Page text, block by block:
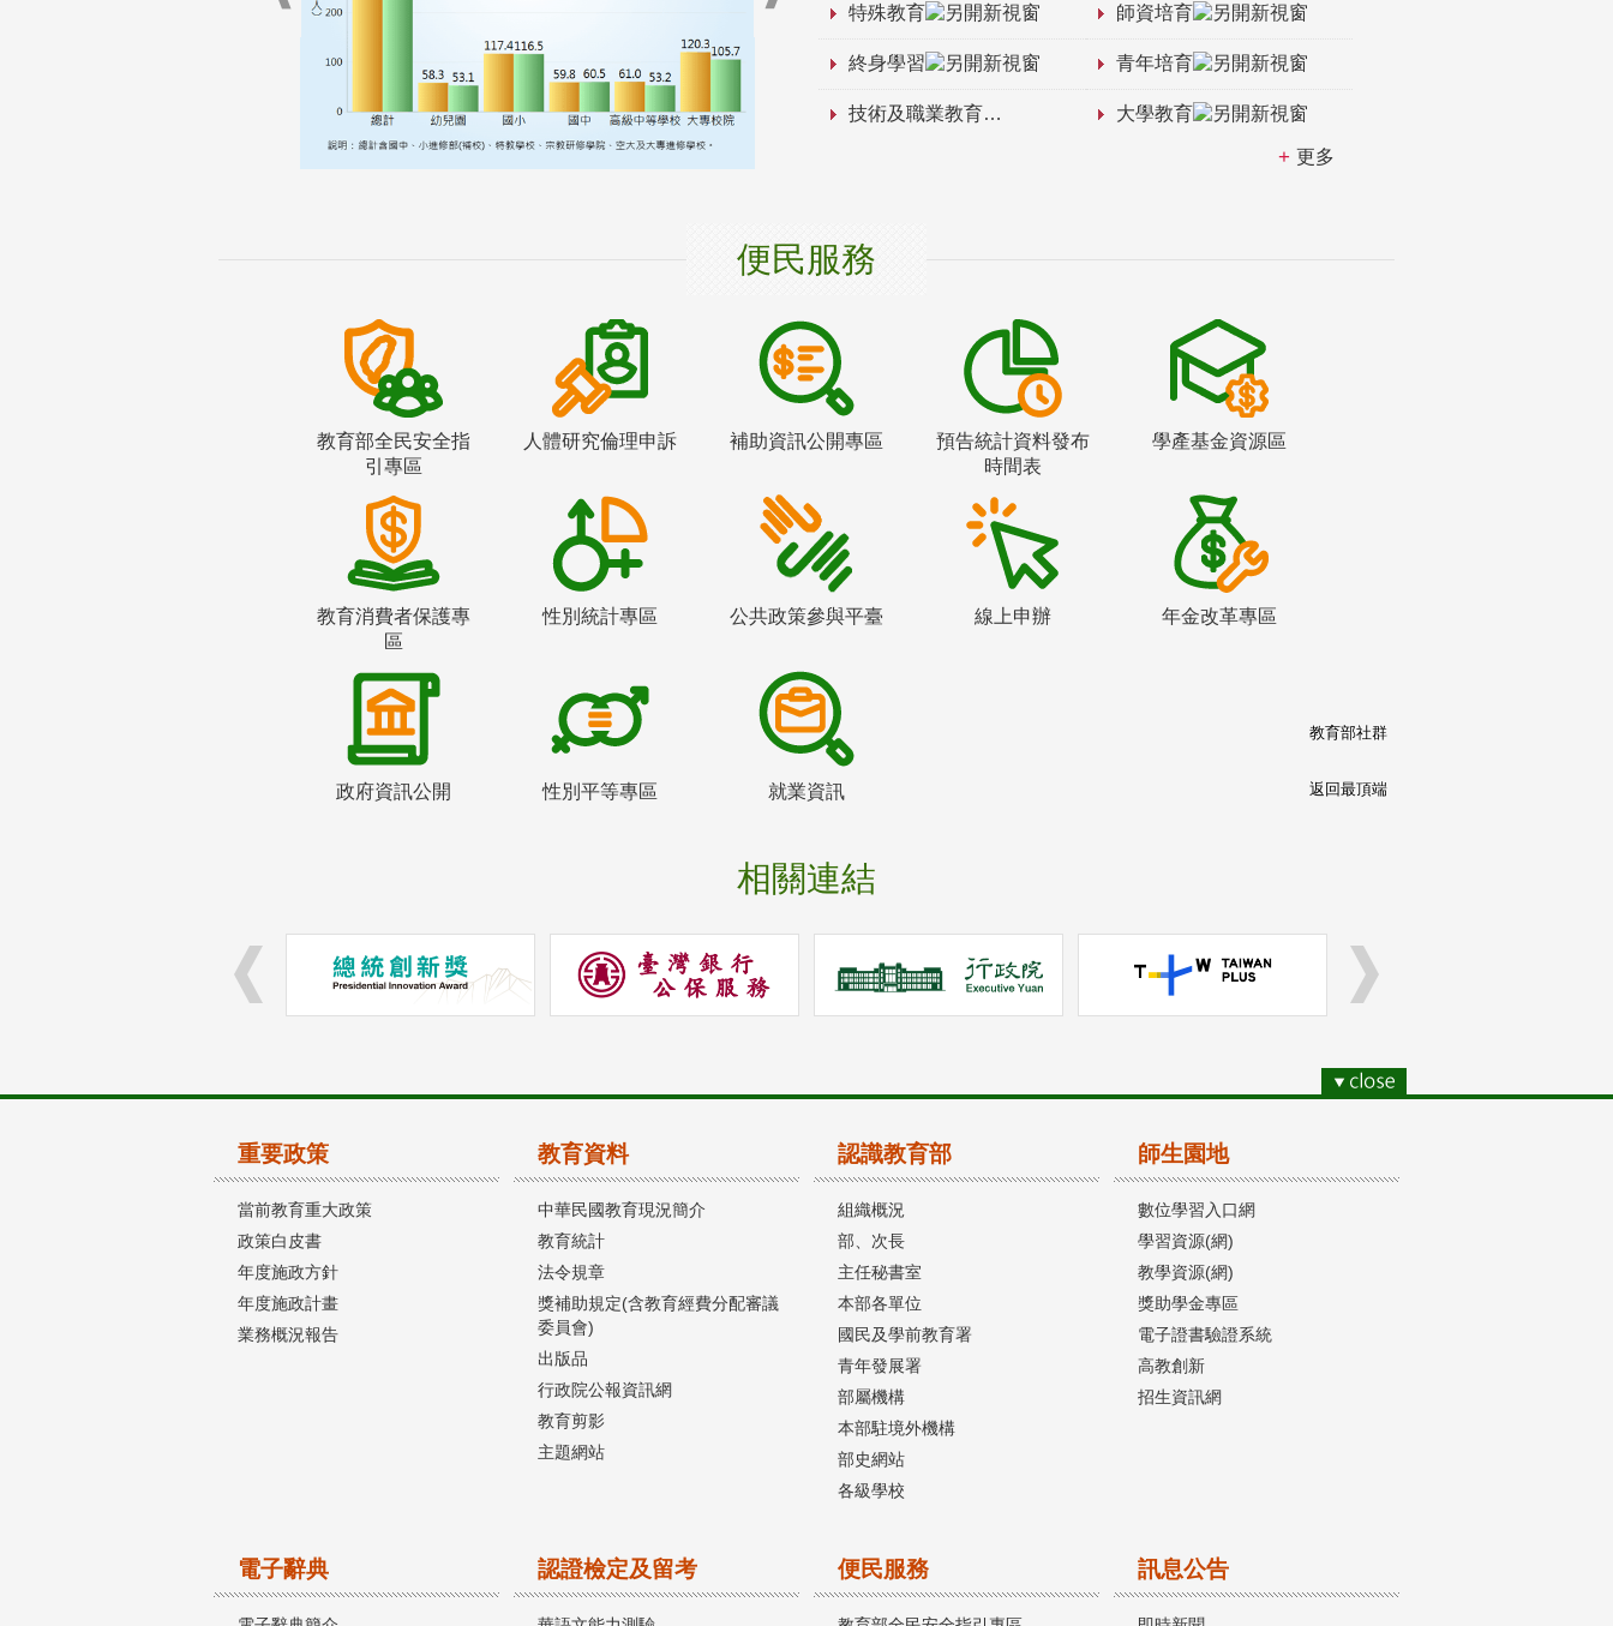
特殊教育 師資培育
終身學習 青年培育
技術及職業教育 大學教育
更多
便民服務
教育部全民安全指
引專區
人體研究倫理申訴 補助資訊公開專區
預告統計資料發布
時間表
學產基金資源區
教育消費者保護專
區
性別統計專區 公共政策參與平臺 線上申辦 年金改革專區
政府資訊公開 性別平等專區 就業資訊
相關連結
教育部社群
返回最頂端
重要政策
當前教育重大政策
政策白皮書
年度施政方針
年度施政計畫
業務概況報告
教育資料
中華民國教育現況簡介
教育統計
法令規章
獎補助規定(含教育經費分配審議
委員會)
出版品
行政院公報資訊網
教育剪影
主題網站
認識教育部
組織概況
部、次長
主任秘書室
本部各單位
國民及學前教育署
青年發展署
部屬機構
本部駐境外機構
部史網站
各級學校
師生園地
數位學習入口網
學習資源(網)
教學資源(網)
獎助學金專區
電子證書驗證系統
高教創新
招生資訊網
電子辭典 認證檢定及留考 便民服務 訊息公告